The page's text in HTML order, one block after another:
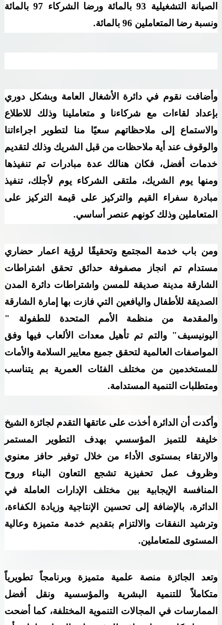
الصيانة التشغيلية 93 بالمائة ورضا الشركاء 97 بالمائة
ونسبة رضا المتعاملين 96 بالمائة.
وأضافت نقوم في دائرة الأشغال العامة وبشكل دوري
بإعداد لقاءات مع شركاءنا و متعاملينا وذلك للاطلاع
والاستماع إلى ملاحظاتهم سعيًا منا لتطوير اجراءاتنا
والوقوف عند أية ملاحظات من قبل الشريك وذلك لتقديم
خدمات أفضل، فكان هنالك عدة مبادرات تم تنفيذها
ومنها يوم الشريك، ملتقى الشركاء يوم لأجلك، تنفيذ
مبادرة سفراء القيم والتركيز على قيمة التركيز على
المتعاملين وذلك كونهم عنصر أساسي.
ومن باب خدمة المجتمع وتحقيقًا لرؤية اعمار حضاري
مستدام تم انجاز مصفوفة حدائق تحقق اشتراطات
الشارقة مدينة صديقة للمسن واشتراطات دائرة المدن
الصديقة للأطفال واليافعين التي فازت بها إمارة الشارقة
والمقدمة من منظمة الأمم المتحدة للطفولة "
اليونيسيف" والتم تم تأهيل معدات الألعاب فيها وفق
المواصفات العالمية لتحقق جميع معايير السلامة والأمات
للمستخدمين من مختلف الفئات العمرية بم يتناسب
ومتطلبات التنمية المستدامة.
وأكدت أن الدائرة أخذت على عاتقها التقدم لجائزة الشيخ
خليفة للتميز المؤسسي بهدف التطوير المستمر
والارتقاء بمستوى الأداء من خلال توفير حافز معنوي
وظروف عمل تحفيزية تشجع التعاون البناء وروح
المنافسة الإيجابية بين مختلف الإدارات العاملة في
الدائرة، بالإضافة إلى تحسين الإنتاجية وزيادة الكفاءة،
وترشيد النفقات والالتزام بتقديم خدمة متميزة وعالية
المستوى للمتعاملين.
وتعد الجائزة منصة علمية متميزة وبرنامجاً تطويرياً
متكاملاً للتنمية البشرية والمؤسسية ونقل أفضل
الممارسات في المجالات التنموية المختلفة، كما أضحت